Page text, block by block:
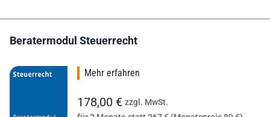
Beratermodul Steuerrecht
Mehr erfahren
178,00 € zzgl. MwSt.